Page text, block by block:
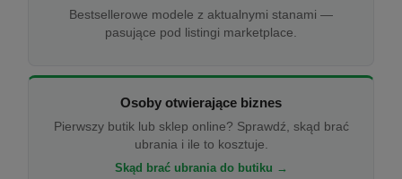
Bestsellerowe modele z aktualnymi stanami —
pasujące pod listingi marketplace.
Osoby otwierające biznes
Pierwszy butik lub sklep online? Sprawdź, skąd brać
ubrania i ile to kosztuje.
Skąd brać ubrania do butiku →